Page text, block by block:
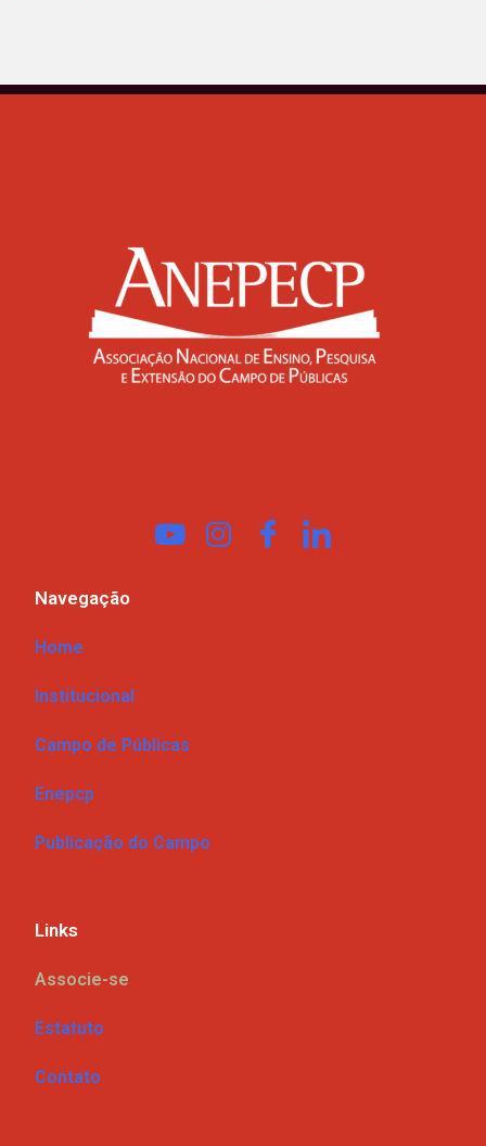
Navegação
Home
Institucional
Campo de Públicas
Enepcp
Publicação do Campo
Links
Associe-se
Estatuto
Contato